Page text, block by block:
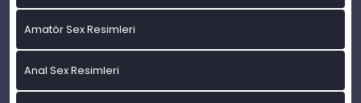
Amatör Sex Resimleri
Anal Sex Resimleri